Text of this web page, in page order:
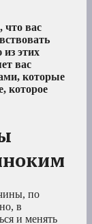
что вас
этих
вас
которые
которое
по
в
и менять